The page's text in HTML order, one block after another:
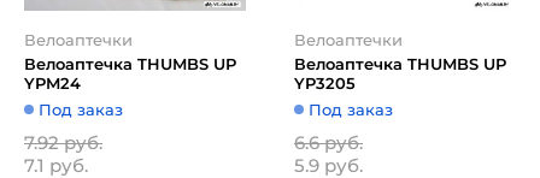
Велоаптечки
Велоаптечка THUMBS UP
YPM24
Под заказ
7.92 руб.
7.1 руб.
Велоаптечки
Велоаптечка THUMBS UP
YP3205
Под заказ
6.6 руб.
5.9 руб.